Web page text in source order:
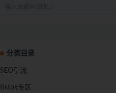
分类目录
SEO引流
tiktok专区